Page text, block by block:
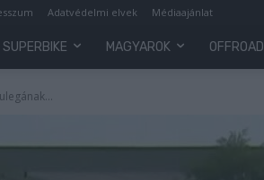
Adatvédelmi elvek Médiaajánlat
SUPERBIKE MAGYAROK OFFROAD